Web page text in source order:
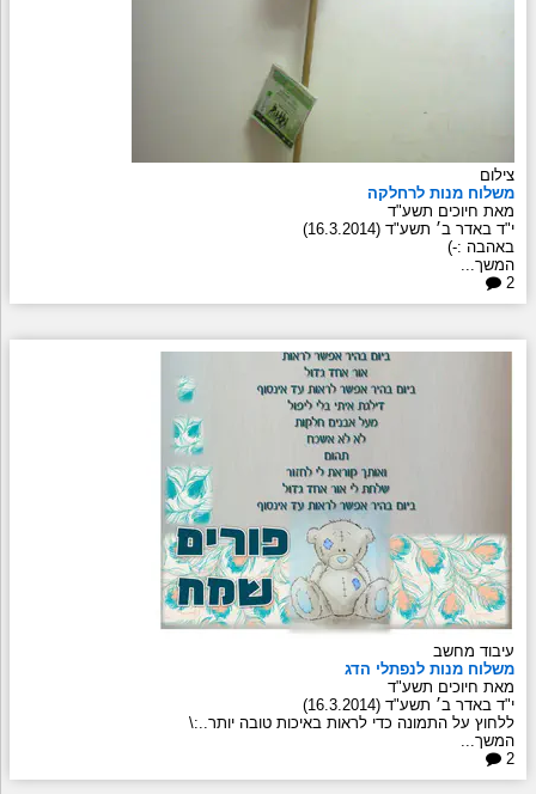
צילום
משלוח מנות לרחלקה
מאת חיוכים תשע"ד
י"ד באדר ב׳ תשע"ד (16.3.2014)
באהבה :-)
המשך...
2
עיבוד מחשב
משלוח מנות לנפתלי הדג
מאת חיוכים תשע"ד
י"ד באדר ב׳ תשע"ד (16.3.2014)
ללחוץ על התמונה כדי לראות באיכות טובה יותר..:\
המשך...
2